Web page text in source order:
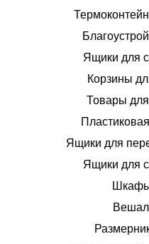
Ящики для
Корзины
Товары
Ящики для
Ящики для